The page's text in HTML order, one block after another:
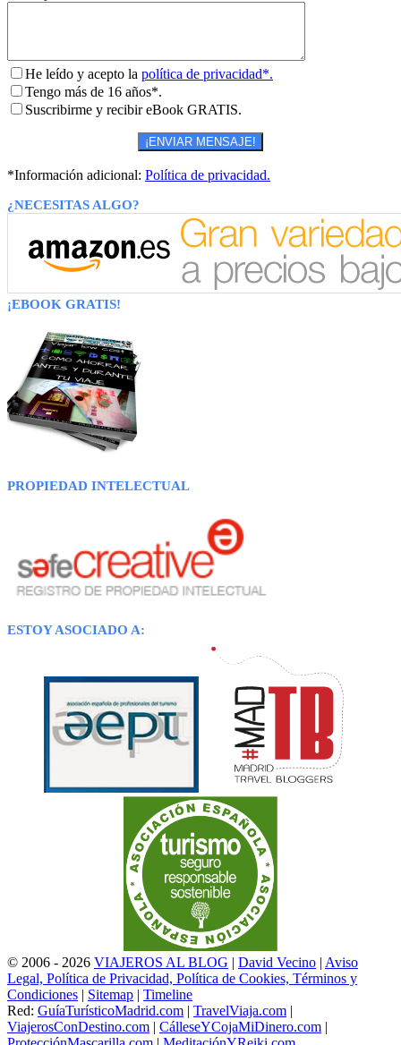
He leído y acepto la política de privacidad*.
Tengo más de 16 años*.
Suscribirme y recibir eBook GRATIS.
*Información adicional: Política de privacidad.
¿NECESITAS ALGO?
¡EBOOK GRATIS!
PROPIEDAD INTELECTUAL
ESTOY ASOCIADO A:
© 2006 - 2026 VIAJEROS AL BLOG | David Vecino | Aviso
Legal, Política de Privacidad, Política de Cookies, Términos y
Condiciones | Sitemap | Timeline
Red: GuíaTurísticoMadrid.com | TravelViaja.com |
ViajerosConDestino.com | CálleseYCojaMiDinero.com |